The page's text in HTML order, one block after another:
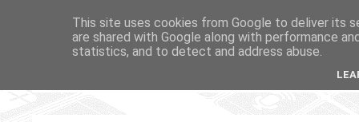
This site uses cookies from Google to deliver its
are shared with Google along with performance
statistics, and to detect and address abuse.